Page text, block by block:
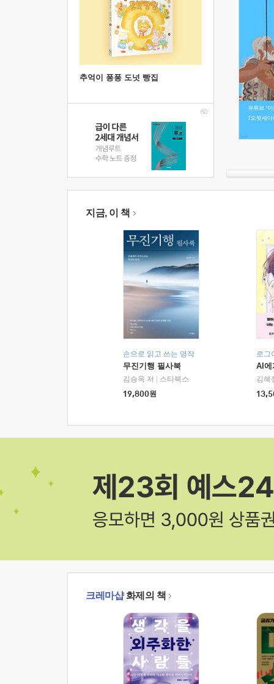
추억이 퐁퐁 도넛 빵집
지금, 이 책
손으로 읽고 쓰는 명작
무진기행 필사북
김승옥 저
스타북스
19,800원
로그
AI에
김혜
크레마샵화제의 책